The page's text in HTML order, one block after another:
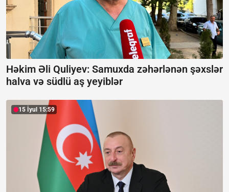
Həkim Əli Quliyev: Samuxda zəhərlənən şəxslər
halva və südlü aş yeyiblər
15 İyul 15:59